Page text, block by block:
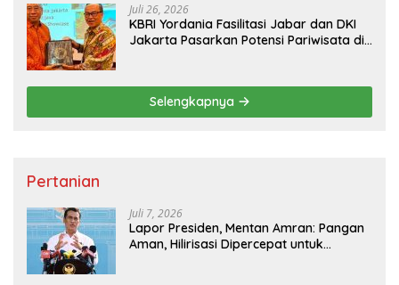
Juli 26, 2026
KBRI Yordania Fasilitasi Jabar dan DKI
Jakarta Pasarkan Potensi Pariwisata di
Selengkapnya
Pertanian
Juli 7, 2026
Lapor Presiden, Mentan Amran: Pangan
Aman, Hilirisasi Dipercepat untuk